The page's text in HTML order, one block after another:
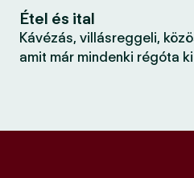
Étel és ital
Kávézás, villásreggeli,
amit már mindenki régóta